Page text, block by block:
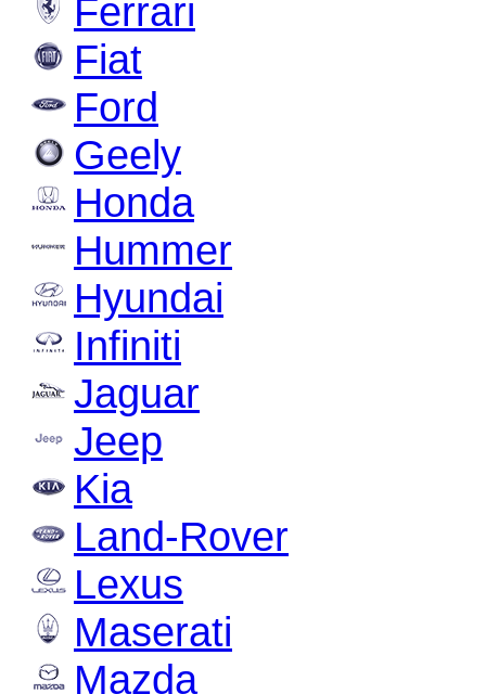
Ferrari
Fiat
Ford
Geely
Honda
Hummer
Hyundai
Infiniti
Jaguar
Jeep
Kia
Land-Rover
Lexus
Maserati
Mazda